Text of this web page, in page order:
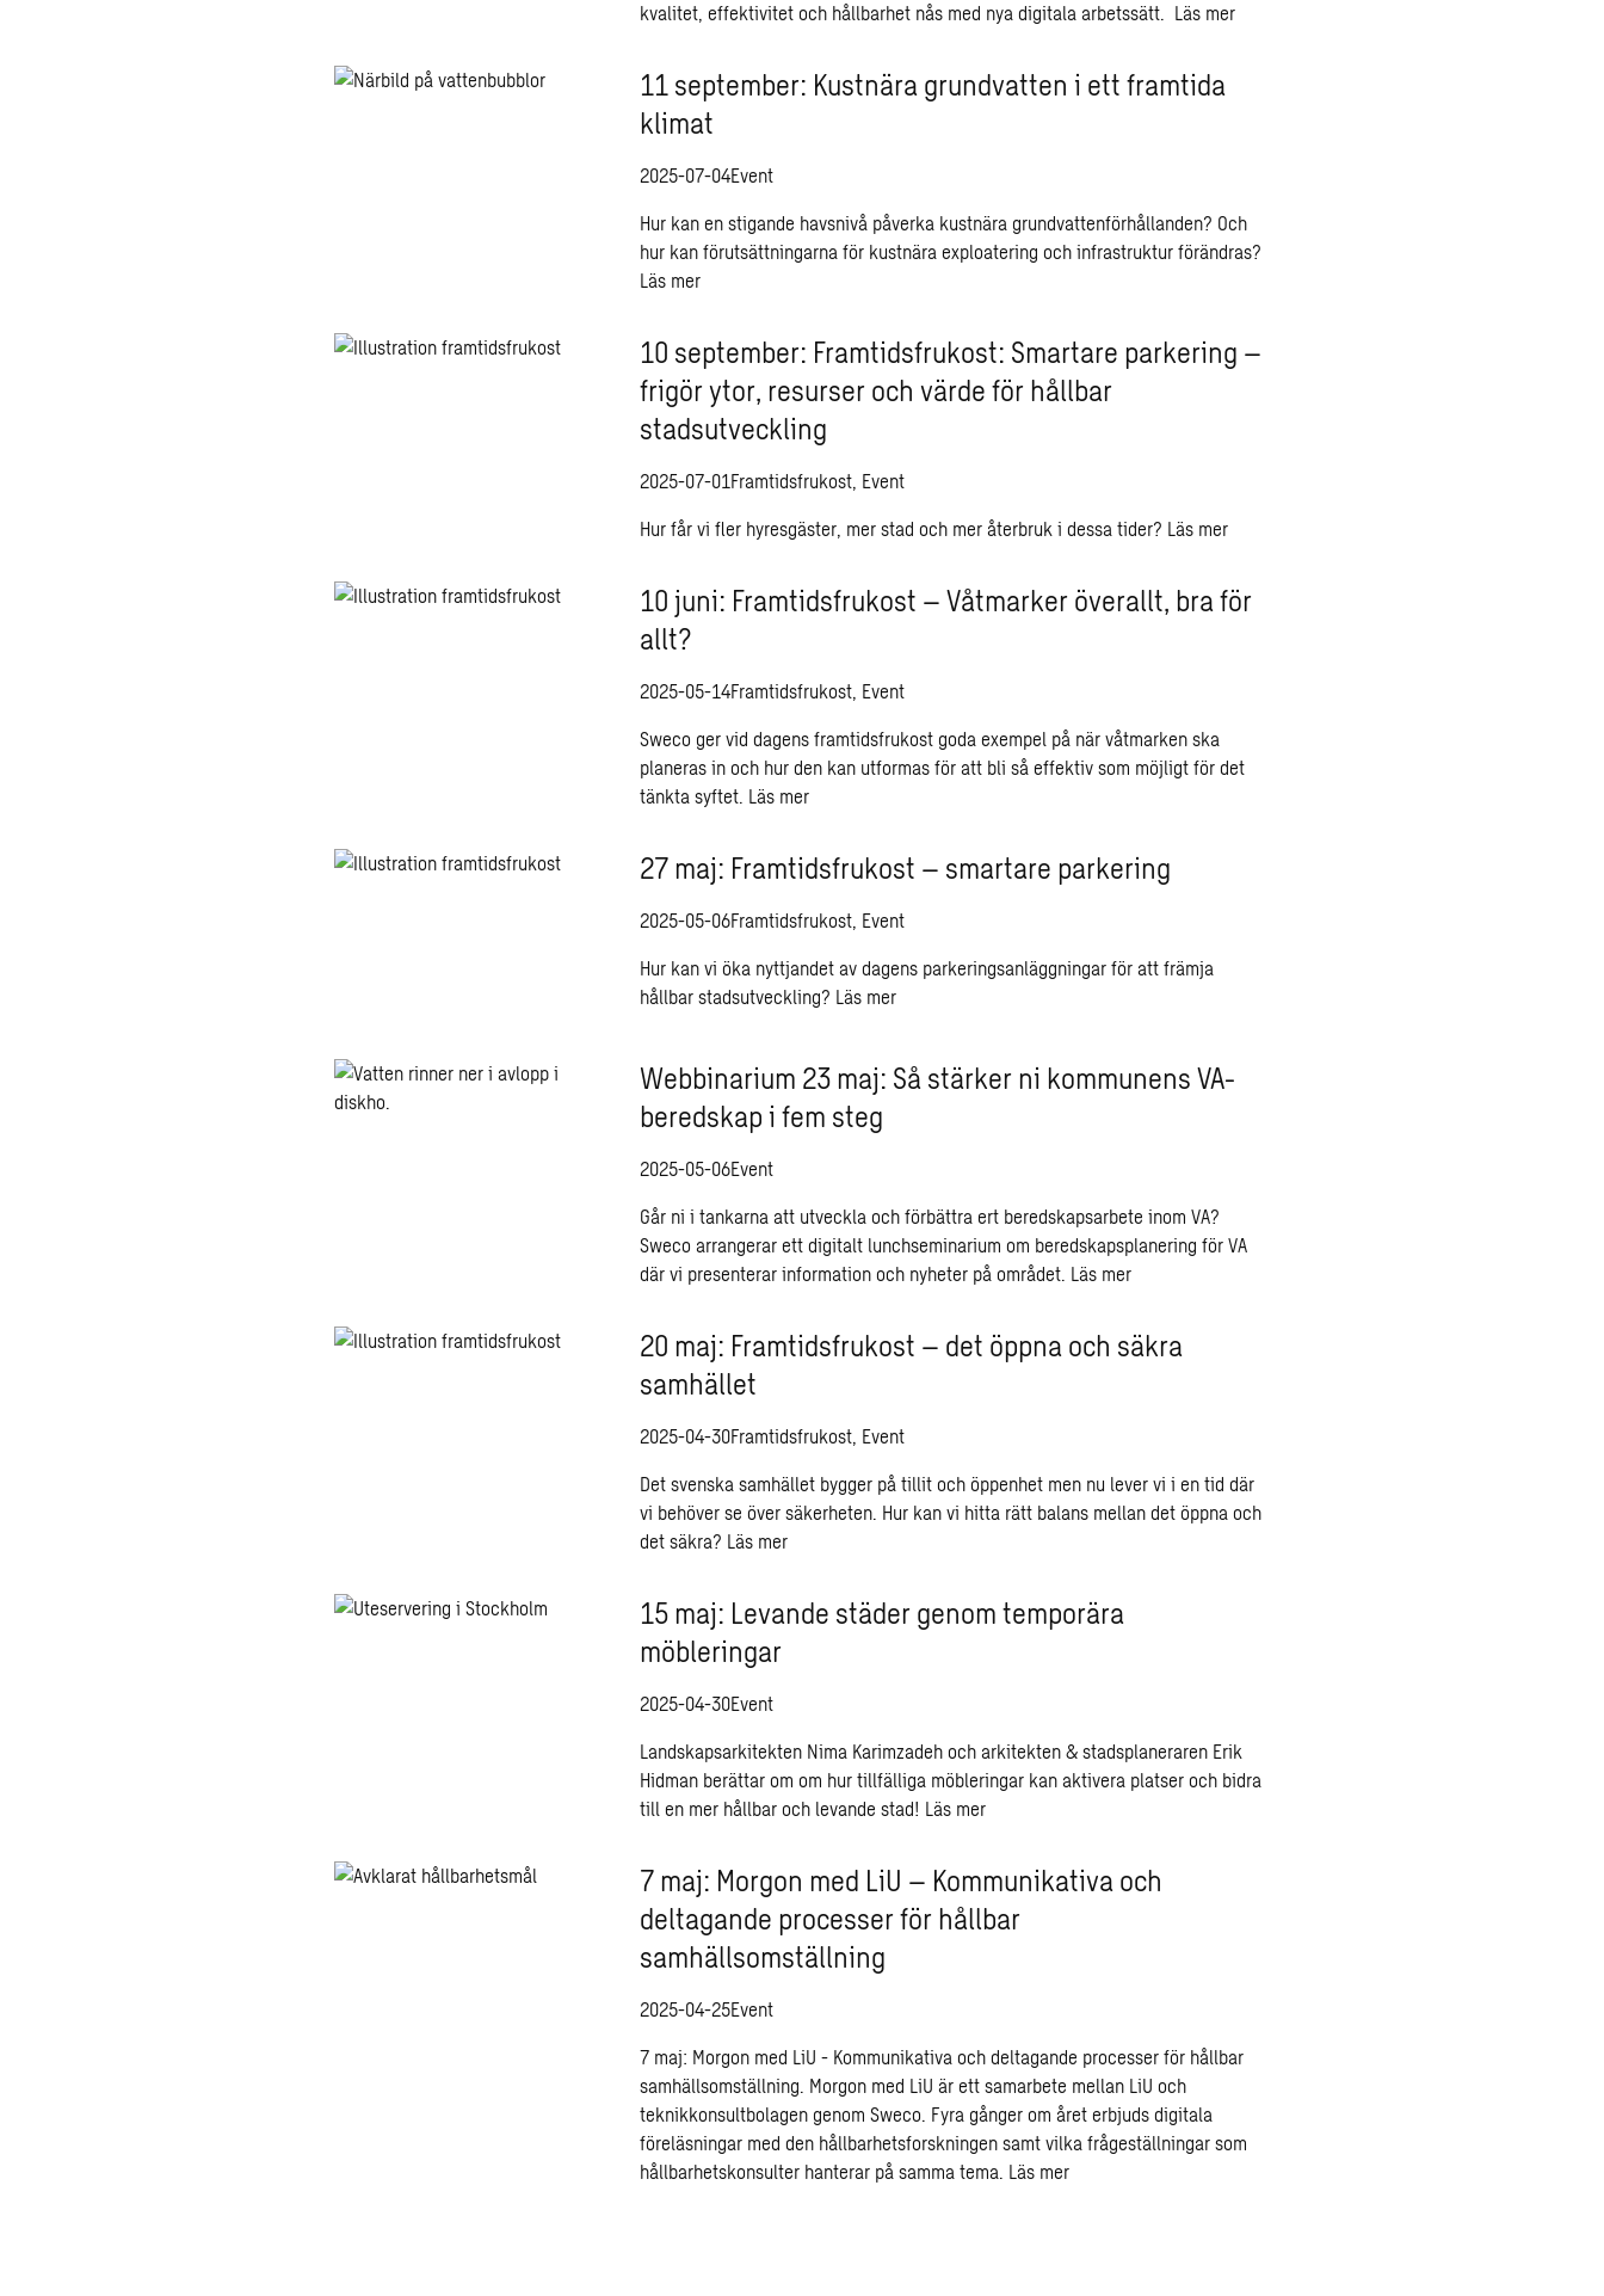
kvalitet, effektivitet och hållbarhet nås med nya digitala arbetssätt. Läs mer
11 september: Kustnära grundvatten i ett framtida
klimat
2025-07-04Event
Hur kan en stigande havsnivå påverka kustnära grundvattenförhållanden? Och
hur kan förutsättningarna för kustnära exploatering och infrastruktur förändras?
Läs mer
10 september: Framtidsfrukost: Smartare parkering –
frigör ytor, resurser och värde för hållbar
stadsutveckling
2025-07-01Framtidsfrukost, Event
Hur får vi fler hyresgäster, mer stad och mer återbruk i dessa tider? Läs mer
10 juni: Framtidsfrukost – Våtmarker överallt, bra för
allt?
2025-05-14Framtidsfrukost, Event
Sweco ger vid dagens framtidsfrukost goda exempel på när våtmarken ska
planeras in och hur den kan utformas för att bli så effektiv som möjligt för det
tänkta syftet. Läs mer
27 maj: Framtidsfrukost – smartare parkering
2025-05-06Framtidsfrukost, Event
Hur kan vi öka nyttjandet av dagens parkeringsanläggningar för att främja
hållbar stadsutveckling? Läs mer
Webbinarium 23 maj: Så stärker ni kommunens VA-
beredskap i fem steg
2025-05-06Event
Går ni i tankarna att utveckla och förbättra ert beredskapsarbete inom VA?
Sweco arrangerar ett digitalt lunchseminarium om beredskapsplanering för VA
där vi presenterar information och nyheter på området. Läs mer
20 maj: Framtidsfrukost – det öppna och säkra
samhället
2025-04-30Framtidsfrukost, Event
Det svenska samhället bygger på tillit och öppenhet men nu lever vi i en tid där
vi behöver se över säkerheten. Hur kan vi hitta rätt balans mellan det öppna och
det säkra? Läs mer
15 maj: Levande städer genom temporära
möbleringar
2025-04-30Event
Landskapsarkitekten Nima Karimzadeh och arkitekten & stadsplaneraren Erik
Hidman berättar om om hur tillfälliga möbleringar kan aktivera platser och bidra
till en mer hållbar och levande stad! Läs mer
7 maj: Morgon med LiU – Kommunikativa och
deltagande processer för hållbar
samhällsomställning
2025-04-25Event
7 maj: Morgon med LiU - Kommunikativa och deltagande processer för hållbar
samhällsomställning. Morgon med LiU är ett samarbete mellan LiU och
teknikkonsultbolagen genom Sweco. Fyra gånger om året erbjuds digitala
föreläsningar med den hållbarhetsforskningen samt vilka frågeställningar som
hållbarhetskonsulter hanterar på samma tema. Läs mer